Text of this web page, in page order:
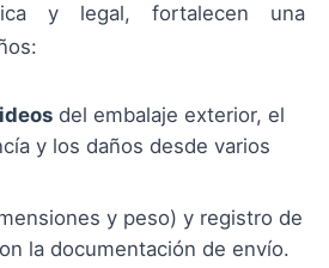
y legal, fortalecen una
del embalaje exterior, el
y los daños desde varios
y peso) y registro de
la documentación de envío.